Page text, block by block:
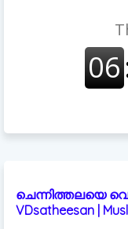
ചെന്നിത്തലയെ
VDsatheesan |